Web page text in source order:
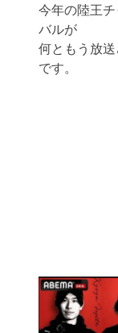
今年の陸王
バルが
何ともう放
です。